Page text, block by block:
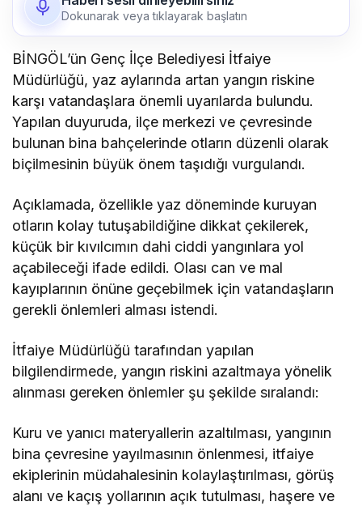
Dokunarak veya tıklayarak başlatın
BİNGÖL’ün Genç İlçe Belediyesi İtfaiye
Müdürlüğü, yaz aylarında artan yangın riskine
karşı vatandaşlara önemli uyarılarda bulundu.
Yapılan duyuruda, ilçe merkezi ve çevresinde
bulunan bina bahçelerinde otların düzenli olarak
biçilmesinin büyük önem taşıdığı vurgulandı.
Açıklamada, özellikle yaz döneminde kuruyan
otların kolay tutuşabildiğine dikkat çekilerek,
küçük bir kıvılcımın dahi ciddi yangınlara yol
açabileceği ifade edildi. Olası can ve mal
kayıplarının önüne geçebilmek için vatandaşların
gerekli önlemleri alması istendi.
İtfaiye Müdürlüğü tarafından yapılan
bilgilendirmede, yangın riskini azaltmaya yönelik
alınması gereken önlemler şu şekilde sıralandı:
Kuru ve yanıcı materyallerin azaltılması, yangının
bina çevresine yayılmasının önlenmesi, itfaiye
ekiplerinin müdahalesinin kolaylaştırılması, görüş
alanı ve kaçış yollarının açık tutulması, haşere ve